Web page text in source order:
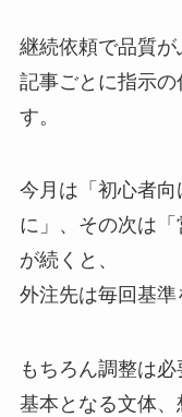
継続依頼で品質が
記事ごとに指示
す。
今月は「初心者
に」、その次は
が続くと、
外注先は毎回基準
もちろん調整は必
基本となる文体